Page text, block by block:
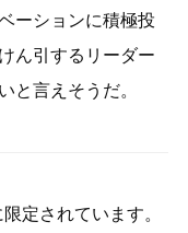
ーションに積極投
ん引するリーダー
と言えそうだ。
定されています。